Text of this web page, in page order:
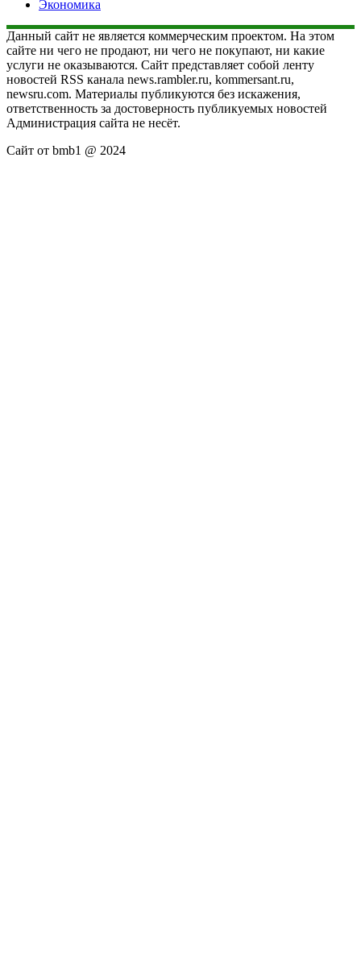
Экономика
Данный сайт не является коммерческим проектом. На этом
сайте ни чего не продают, ни чего не покупают, ни какие
услуги не оказываются. Сайт представляет собой ленту
новостей RSS канала news.rambler.ru, kommersant.ru,
newsru.com. Материалы публикуются без искажения,
ответственность за достоверность публикуемых новостей
Администрация сайта не несёт.
Сайт от bmb1 @ 2024